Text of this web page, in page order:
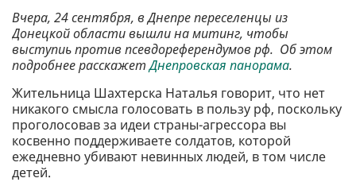
Вчера, 24 сентября, в Днепре переселенцы из
Донецкой области вышли на митинг, чтобы
выступиь против псевдореферендумов рф. Об этом
подробнее расскажетДнепровская панорама.
Жительница Шахтерска Наталья говорит, что нет
никакого смысла голосовать в пользу рф, поскольку
проголосовав за идеи страны-агрессора вы
косвенно поддерживаете солдатов, которой
ежедневно убивают невинных людей, в том числе
детей.